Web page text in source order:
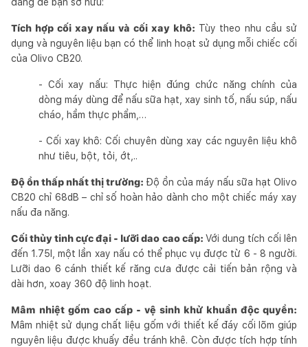
Tích hợp cối xay nấu và cối xay khô: Tùy theo nhu cầu sử
dụng và nguyên liệu bạn có thể linh hoạt sử dụng mỗi chiếc cối
của Olivo CB20.
- Cối xay nấu: Thực hiện đúng chức năng chính của
dòng máy dùng để nấu sữa hạt, xay sinh tố, nấu súp, nấu
cháo, hầm thực phẩm,…
- Cối xay khô: Cối chuyên dùng xay các nguyên liệu khô
như tiêu, bột, tỏi, ớt,..
Độ ồn thấp nhất thị trường: Độ ồn của máy nấu sữa hạt Olivo
CB20 chỉ 68dB – chỉ số hoàn hảo dành cho một chiếc máy xay
nấu đa năng.
Cối thủy tinh cực đại - lưỡi dao cao cấp: Với dung tích cối lên
đến 1.75l, một lần xay nấu có thể phục vụ được từ 6 - 8 người.
Lưỡi dao 6 cánh thiết kế răng cưa được cải tiến bản rộng và
dài hơn, xoay 360 độ linh hoạt.
Mâm nhiệt gốm cao cấp - vệ sinh khử khuẩn độc quyền:
Mâm nhiệt sử dụng chất liệu gốm với thiết kế đáy cối lõm giúp
nguyên liệu được khuấy đều tránh khê. Còn được tích hợp tính